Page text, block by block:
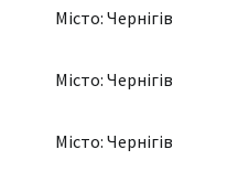
Місто: Чернігів
Місто: Чернігів
Місто: Чернігів